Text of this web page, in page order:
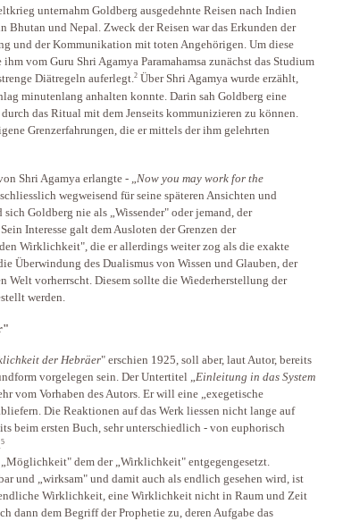
unternahm Goldberg ausgedehnte Reisen nach Indien
Bhutan und Nepal. Zweck der Reisen war das Erkunden der
und der Kommunikation mit toten Angehörigen. Um diese
vom Guru Shri Agamya Paramahamsa zunächst das Studium
Diätregeln auferlegt.2 Über Shri Agamya wurde erzählt,
minutenlang anhalten konnte. Darin sah Goldberg eine
das Ritual mit dem Jenseits kommunizieren zu können.
Grenzerfahrungen, die er mittels der ihm gelehrten
Shri Agamya erlangte - „ Now you may work for the
wegweisend für seine späteren Ansichten und
Goldberg nie als „Wissender" oder jemand, der
Interesse galt dem Ausloten der Grenzen der
Wirklichkeit", die er allerdings weiter zog als die exakte
Überwindung des Dualismus von Wissen und Glauben, der
Welt vorherrscht. Diesem sollte die Wiederherstellung der
werden.
der Hebräer" erschien 1925, soll aber, laut Autor, bereits
vorgelegen sein. Der Untertitel „Einleitung in das System
vom Vorhaben des Autors. Er will eine „exegetische
Die Reaktionen auf das Werk liessen nicht lange auf
beim ersten Buch, sehr unterschiedlich - von euphorisch
5
dem der „Wirklichkeit" entgegengesetzt.
und „wirksam" und damit auch als endlich gesehen wird, ist
Wirklichkeit, eine Wirklichkeit nicht in Raum und Zeit
dann dem Begriff der Prophetie zu, deren Aufgabe das